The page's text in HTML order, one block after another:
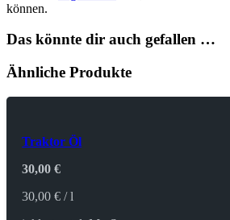
können.
Das könnte dir auch gefallen …
Ähnliche Produkte
Traktor Öl
30,00€
30,00€ /l